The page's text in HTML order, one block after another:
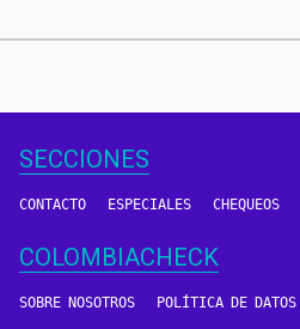
SECCIONES
CONTACTO ESPECIALES CHEQUEOS
COLOMBIACHECK
SOBRE NOSOTROS POLÍTICA DE DATOS